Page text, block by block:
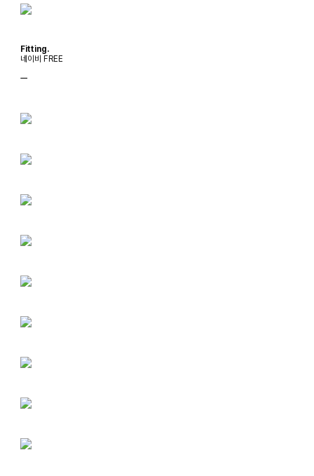
Fitting.
네이비 FREE
ㅡ